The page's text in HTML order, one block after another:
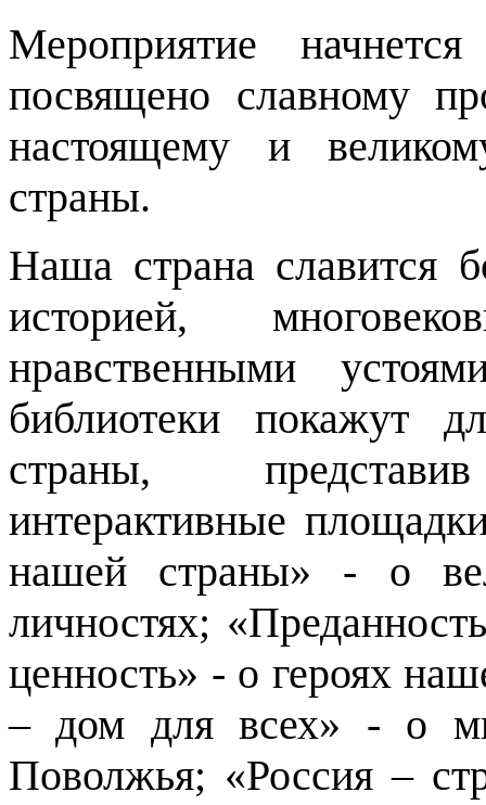
Мероприятие
посвящено славному
настоящему и
страны.
Наша страна славится
историей,
нравственными
библиотеки покажут
страны,
интерактивные
нашей страны» - о
личностях;
ценность» - о героях
– дом для всех» - о
Поволжья; «Россия –